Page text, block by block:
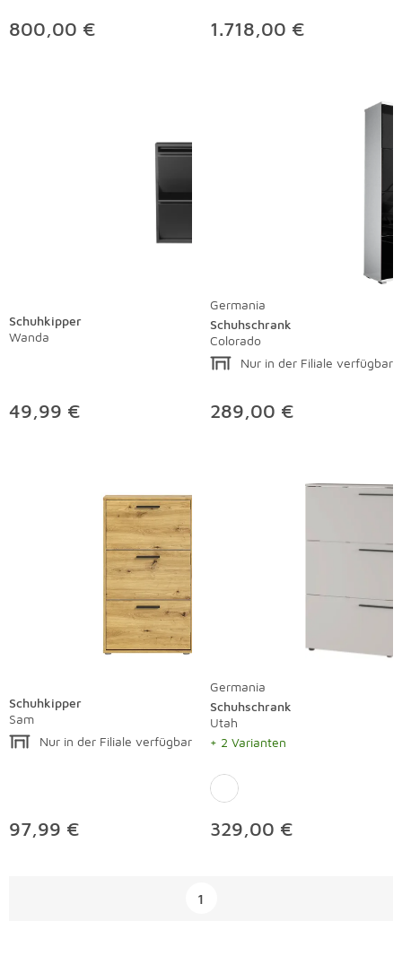
800,00 € 1.718,00 €
Schuhkipper
Wanda
49,99 €
Germania
Schuhschrank
Colorado
Nur in der Filiale verfügbar
289,00 €
Schuhkipper
Sam
Nur in der Filiale verfügbar
97,99 €
Germania
Schuhschrank
Utah
+ 2 Varianten
329,00 €
1